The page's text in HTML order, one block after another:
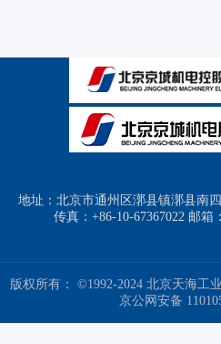
地址：北京市通州区漷县镇漷县南
传真：+86-10-67367022 邮箱
版权所有： ©1992-2024 北京天海工
京公网安备